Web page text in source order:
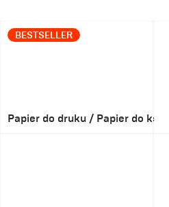
BESTSELLER
Papier do druku / Papier do ksero